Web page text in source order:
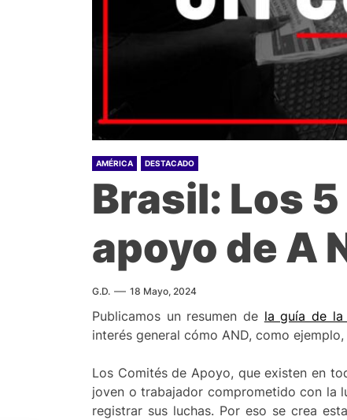
AMÉRICA DESTACADO
Brasil: Los
apoyo de A
G.D. 18 Mayo, 2024
Publicamos un resumen de la guía de la
interés general cómo AND, como
Los Comités de Apoyo, que existen en
joven o trabajador comprometido con la
registrar sus luchas. Por eso se crea